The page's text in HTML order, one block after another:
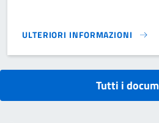
ULTERIORI INFORMAZIONI
REGOLAMENTO CENTRO
Tutti i